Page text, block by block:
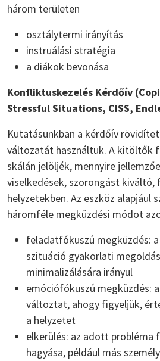
három területen
osztálytermi irányítás
instruálási stratégia
a diákok bevonása
Konfliktuskezelés Kérdőív
Stressful Situations, CISS,
Kutatásunkban a kérdőív
változatát használtuk. A kitöltők
skálán jelöljék, mennyire
viselkedések, szorongást kiváltó,
helyzetekben. Az eszköz alapjául
háromféle megküzdési módot
feladatfókuszú megküzdés:
szituáció gyakorlati
minimalizálására irányul
emóciófókuszú megküzdés:
változtat, ahogy figyeljük,
a helyzetet
elkerülés: az adott probléma
hagyása, például más